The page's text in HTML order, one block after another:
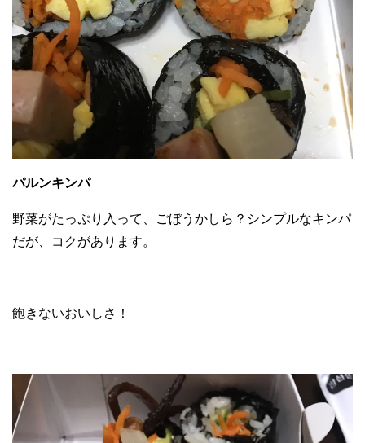
パルンキンパ
野菜がたっぷり入って、ごぼうかしら？シンプルなキンパ
だが、コクがあります。
飽きないおいしさ！